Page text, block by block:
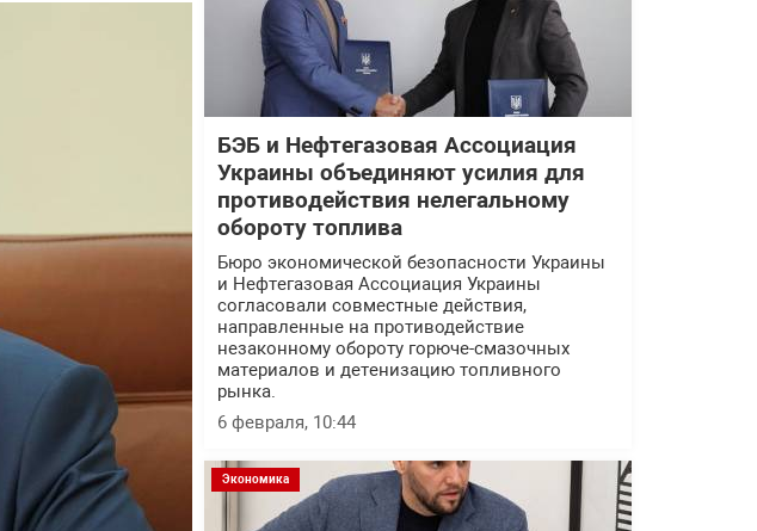
БЭБ и Нефтегазовая Ассоциация
Украины объединяют усилия для
противодействия нелегальному
обороту топлива
Бюро экономической безопасности Украины
и Нефтегазовая Ассоциация Украины
согласовали совместные действия,
направленные на противодействие
незаконному обороту горюче-смазочных
материалов и детенизацию топливного
рынка.
6 февраля, 10:44
Экономика